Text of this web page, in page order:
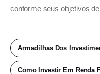
conforme seus objetivos
Armadilhas Dos
Como Investir Em Renda